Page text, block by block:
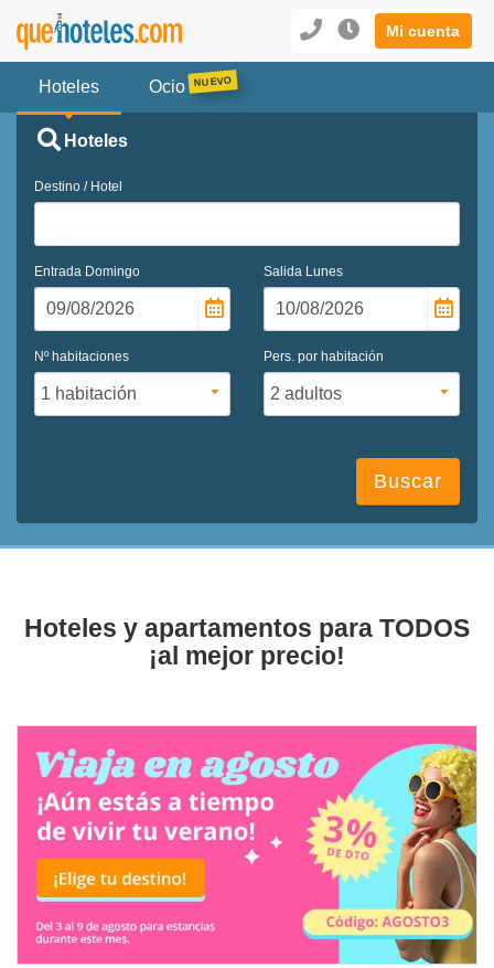
Mi cuenta
Hoteles Ocio
Hoteles
Destino / Hotel
Entrada Domingo Salida Lunes
Nº habitaciones Pers. por habitación
Buscar
Hoteles y apartamentos para TODOS
¡al mejor precio!